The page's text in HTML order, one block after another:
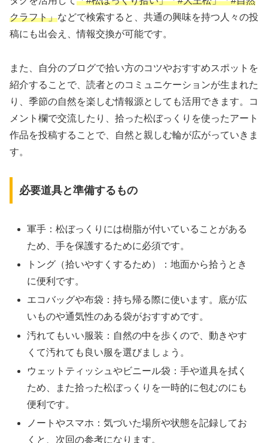
クラフト」などで検索すると、共通の興味を持つ人々の投
稿にも出会え、情報交換が可能です。
また、自分のブログで拾い方のコツやおすすめスポットを
紹介することで、読者とのコミュニケーションが生まれた
り、季節の自然を楽しむ情報源としても活用できます。コ
メント欄で交流したり、拾った松ぼっくりを使ったアート
作品を投稿することで、自然と親しむ輪が広がっていきま
す。
必要道具と準備するもの
軍手：松ぼっくりには樹脂が付いていることがある
ため、手を保護するために必須です。
トング（拾いやすくするため）：地面から拾うとき
に便利です。
エコバッグや布袋：持ち帰る際に使います。底が広
いものや通気性のある袋がおすすめです。
汚れてもいい服装：自然の中を歩くので、動きやす
くて汚れても良い服を選びましょう。
ウェットティッシュやビニール袋：手や道具を拭く
ため、また拾った松ぼっくりを一時的に包むのにも
便利です。
ノートやスマホ：気づいた場所や状態を記録してお
くと、次回の参考になります。